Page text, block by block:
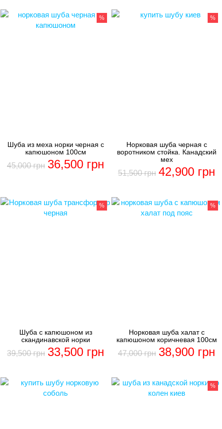
%
Норковая шуба черная с
воротником стойка. Канадский
мех
51,500грн 42,900 грн
%
Шуба из меха норки черная с
капюшоном 100см
45,000грн 36,500 грн
%
Норковая шуба халат с
капюшоном коричневая 100см
47,000грн 38,900 грн
%
Шуба с капюшоном из
скандинавской норки
39,500грн 33,500 грн
%